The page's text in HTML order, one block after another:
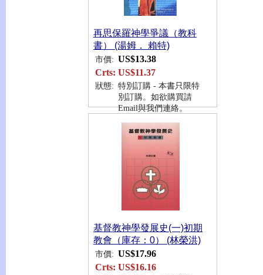
再思保羅神學爭議（教科
書） (湯姆． 賴特)
市價: US$13.38
Crts: US$11.37
狀態: 特別訂購 - 本書只限特
別訂購。如欲購買請
Email與我們連絡。
基督教神學發展史(一)初期
教會（庫存：0） (林榮洪)
市價: US$17.96
Crts: US$16.16